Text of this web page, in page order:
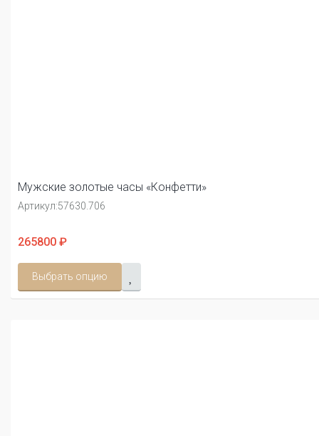
Мужские золотые часы «Конфетти»
Артикул:57630.706
265800 ₽
Выбрать опцию